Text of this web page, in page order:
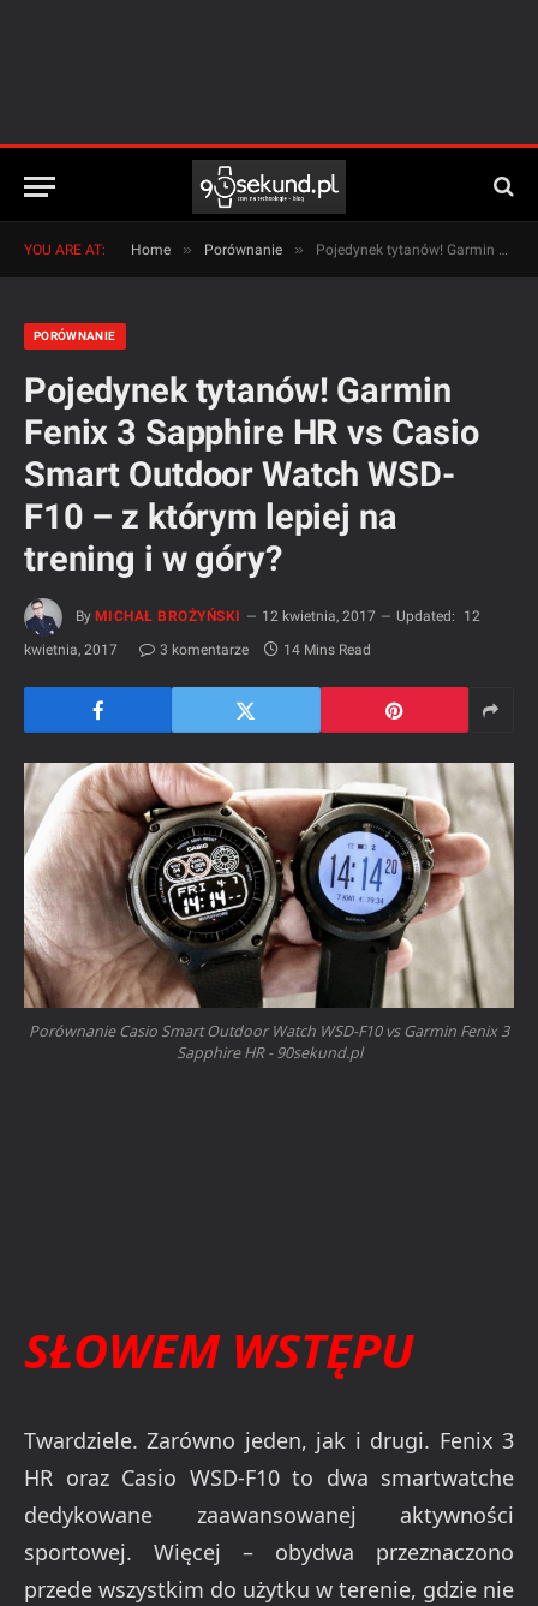
YOU ARE AT: Home » Porównanie » Pojedynek tytanów! Garmin Fenix 3 Sapphire HR vs Casio Smart Outdoor Watch WSD-F10 – z którym lepiej na trening i w góry?
PORÓWNANIE
Pojedynek tytanów! Garmin
Fenix 3 Sapphire HR vs Casio
Smart Outdoor Watch WSD-
F10 – z którym lepiej na
trening i w góry?
By MICHAŁ BROŻYŃSKI 12 kwietnia, 2017 Updated:
12
kwietnia, 2017
3 komentarze 14 Mins Read
Porównanie Casio Smart Outdoor Watch WSD-F10 vs Garmin Fenix 3
Sapphire HR - 90sekund.pl
SŁOWEM WSTĘPU
Twardziele. Zarówno jeden, jak i drugi. Fenix 3
HR oraz Casio WSD-F10 to dwa smartwatche
dedykowane zaawansowanej aktywności
sportowej. Więcej – obydwa przeznaczono
przede wszystkim do użytku w terenie, gdzie nie